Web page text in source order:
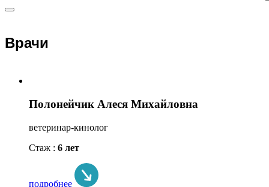
Врачи
Полонейчик Алеся Михайловна
ветеринар-кинолог
Стаж : 6 лет
подробнее